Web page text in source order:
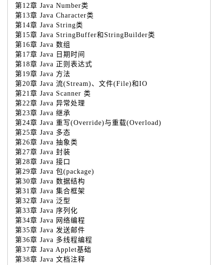
第12章 Java Number类
第13章 Java Character类
第14章 Java String类
第15章 Java StringBuffer和StringBuilder类
第16章 Java 数组
第17章 Java 日期时间
第18章 Java 正则表达式
第19章 Java 方法
第20章 Java 流(Stream)、文件(File)和IO
第21章 Java Scanner 类
第22章 Java 异常处理
第23章 Java 继承
第24章 Java 重写(Override)与重载(Overload)
第25章 Java 多态
第26章 Java 抽象类
第27章 Java 封装
第28章 Java 接口
第29章 Java 包(package)
第30章 Java 数据结构
第31章 Java 集合框架
第32章 Java 泛型
第33章 Java 序列化
第34章 Java 网络编程
第35章 Java 发送邮件
第36章 Java 多线程编程
第37章 Java Applet基础
第38章 Java 文档注释